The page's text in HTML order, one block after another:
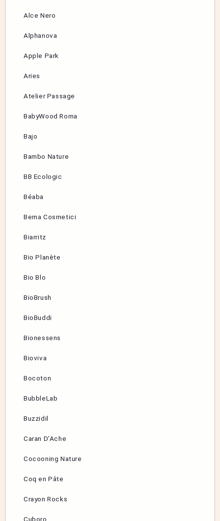
Alce Nero
Alphanova
Apple Park
Aries
Atelier Passage
BabyWood Roma
Bajo
Bambo Nature
BB Ecologic
Béaba
Bema Cosmetici
Biarritz
Bio Planète
Bio Blo
BioBrush
BioBuddi
Bionessens
Bioviva
Bocoton
BubbleLab
Buzzidil
Caran D’Ache
Cocooning Nature
Coq en Pâte
Crayon Rocks
Cuboro